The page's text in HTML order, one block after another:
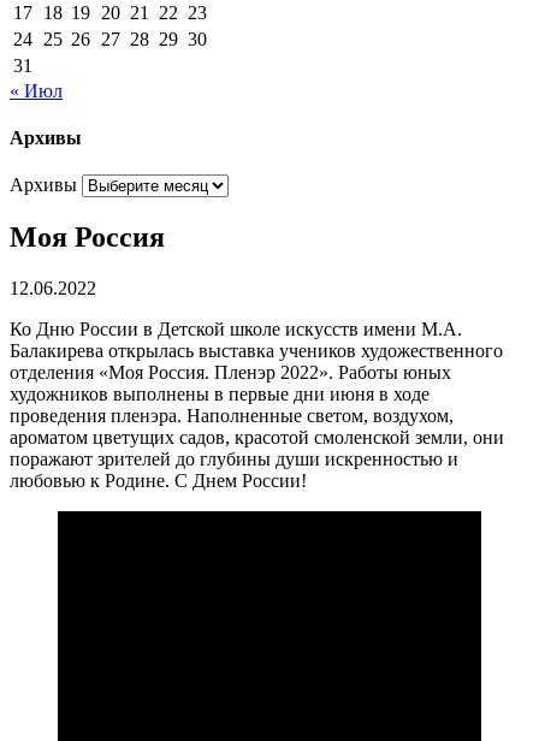
17 18 19 20 21 22 23
24 25 26 27 28 29 30
31
« Июл
Архивы
Архивы
Моя Россия
12.06.2022
Ко Дню России в Детской школе искусств имени М.А.
Балакирева открылась выставка учеников художественного
отделения «Моя Россия. Пленэр 2022». Работы юных
художников выполнены в первые дни июня в ходе
проведения пленэра. Наполненные светом, воздухом,
ароматом цветущих садов, красотой смоленской земли, они
поражают зрителей до глубины души искренностью и
любовью к Родине. С Днем России!